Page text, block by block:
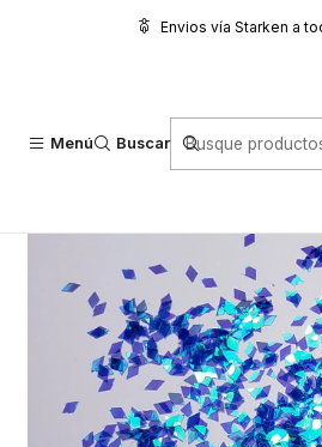
Menú Buscar
Envios vía Starken a
Oferta y Otros Oferta